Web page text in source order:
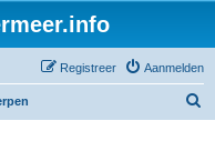
Aanmelden
Registreer